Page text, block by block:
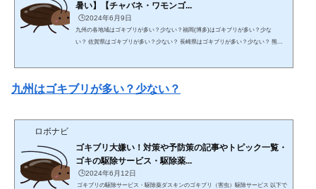
暑い】【チャバネ・ワモンゴ...
🕒️2024年6月9日
九州の各地域はゴキブリが多い？少ない？福岡(博多)はゴキブリが多い？少な
い？ 佐賀県はゴキブリが多い？少ない？ 長崎県はゴキブリが多い？少ない？ 熊本
b.q||).push(arguments)};c.getElementById(a)||(d=c.createElement(f),d.sr...
九州はゴキブリが多い？少ない？
ロボナビ
ゴキブリ大嫌い！対策や予防策の記事やトピック一覧・
ゴキの駆除サービス・駆除薬...
🕒️2024年6月12日
ゴキブリの駆除サービス・駆除薬ダスキンのゴキブリ（害虫）駆除サービス 以下で